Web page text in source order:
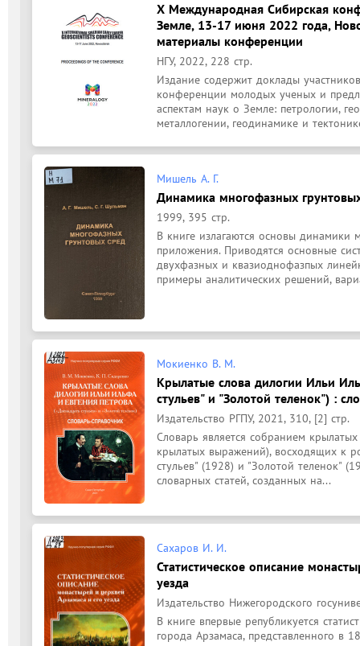
Х Международная Сибирская
Земле, 13-17 июня 2022 года,
материалы конференции
НГУ, 2022, 228 стр.
Издание содержит доклады
конференции молодых ученых и
аспектам наук о Земле: петрологии,
металлогении, геодинамике и
Мишель А. Г.
Динамика многофазных
1999, 395 стр.
В книге излагаются основы динамики
приложения. Приводятся основные
двухфазных и квазиоднофазпых
примеры аналитических решений,
Мокиенко В. М.
Крылатые слова дилогии Ильи
стульев" и "Золотой теленок") :
Издательство РГПУ, 2021, 310, [2] стр.
Словарь является собранием
крылатых выражений), восходящих к
стульев" (1928) и "Золотой теленок"
словарных статей, созданных на...
Сахаров И. И.
Статистическое описание
уезда
Издательство Нижегородского
В книге впервые републикуется
города Арзамаса, представленного в